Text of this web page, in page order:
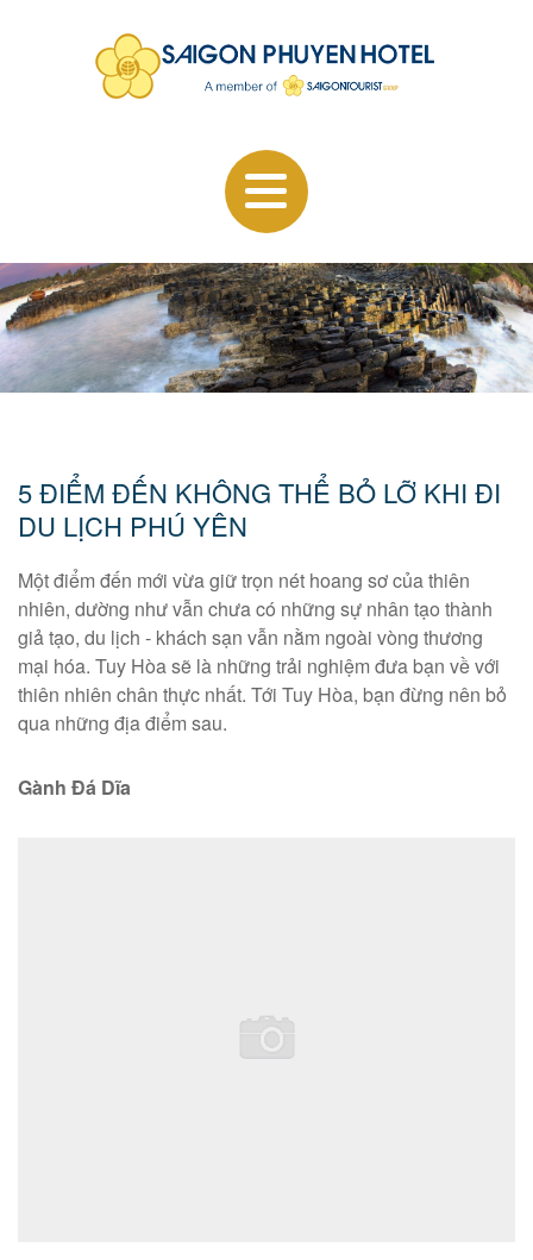
5 ĐIỂM ĐẾN KHÔNG THỂ BỎ LỠ KHI ĐI
DU LỊCH PHÚ YÊN
Một điểm đến mới vừa giữ trọn nét hoang sơ của thiên
nhiên, dường như vẫn chưa có những sự nhân tạo thành
giả tạo, du lịch - khách sạn vẫn nằm ngoài vòng thương
mại hóa. Tuy Hòa sẽ là những trải nghiệm đưa bạn về với
thiên nhiên chân thực nhất. Tới Tuy Hòa, bạn đừng nên bỏ
qua những địa điểm sau.
Gành Đá Dĩa